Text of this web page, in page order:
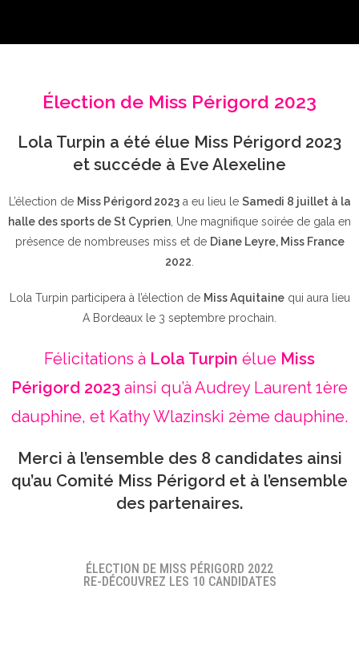
Élection de Miss Périgord 2023
Lola Turpin a été élue Miss Périgord 2023
et succéde à Eve Alexeline
L’élection de Miss Périgord 2023a eu lieu le Samedi 8 juillet à la
halle des sports de St Cyprien , Une magnifique soirée de gala en
présence de nombreuses miss et de Diane Leyre, Miss France
2022
Lola Turpin participera à l’élection de Miss Aquitainequi aura lieu
A Bordeaux le 3 septembre prochain.
Félicitations à Lola Turpin élue Miss
Périgord 2023 ainsi qu’à Audrey Laurent 1ère
dauphine, et Kathy Wlazinski 2ème dauphine.
Merci à l’ensemble des 8 candidates ainsi
qu’au Comité Miss Périgord et à l’ensemble
des partenaires.
ÉLECTION DE MISS PÉRIGORD 2022
RE-DÉCOUVREZ LES 10 CANDIDATES